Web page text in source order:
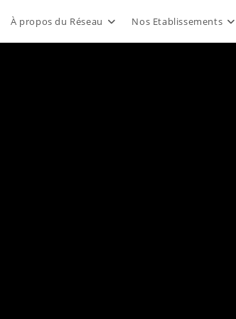
À propos du Réseau Nos Etablissements